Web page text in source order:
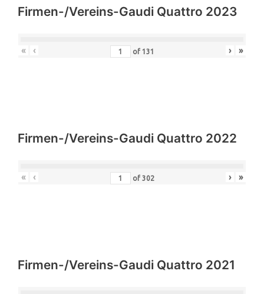
Firmen-/Vereins-Gaudi Quattro 2023
« ‹ of 131 › »
Firmen-/Vereins-Gaudi Quattro 2022
« ‹ of 302 › »
Firmen-/Vereins-Gaudi Quattro 2021